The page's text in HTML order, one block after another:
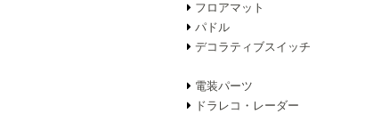
フロアマット
パドル
デコラティブスイッチ
電装パーツ
ドラレコ・レーダー